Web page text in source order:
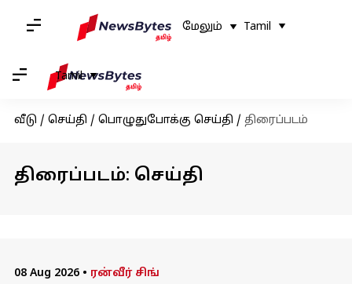
மேலும் Tamil
Tamil
வீடு / செய்தி / பொழுதுபோக்கு செய்தி / திரைப்படம்
திரைப்படம்: செய்தி
08 Aug 2026 • ரன்வீர் சிங்